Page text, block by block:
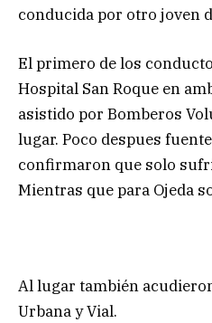
conducida por otro joven
El primero de los
Hospital San Roque en
asistido por Bomberos
lugar. Poco despues
confirmaron que solo
Mientras que para Ojeda
Al lugar también
Urbana y Vial.